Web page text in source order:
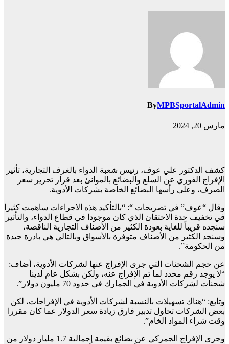
ByMPBSportalAdmin
مارس 20, 2024
كشف الدكتور علي عوف، رئيس شعبة الدواء بالغرف التجارية، تأثير
الإفراج الفوري عن السلع والبضائع بالموانئ بعد قرار تحرير سعر
الصرف، وعلى رأسها البضائع الخاصة بشركات الأدوية.
وقال “عوف” في تصريحات “: “بالتأكيد هذه الاجراءات ساهمت كثيرا
في تخفيف حدة الاحتقان الذي كان موجودا في قطاع الدواء، والتأثير
سنجده قريباً للغاية بعودة الكثير من الأصناف التجارية الناقصة،
وسنجد الكثير من الأصناف متوفرة بالأسواق وبالتالي هي بادرة جيدة
من الحكومة”.
عن حجم الشحنات التي جرى الإفراج عنها لشركات الأدوية، أضاف:
“لا يوجد رقم محدد لما تم الإفراج عنه، ولكن بشكل عام لدينا
شحنات لشركات الأدوية في الجمارك في حدود 70 مليون دولار”.
وتابع: “هناك تسهيلات بالنسبة لشركات الأدوية في الإفراجات، لكن
بعض الشركات تحاول تدبير فارق زيادة سعر الدولار عما كان مقررا
وقت شراء المواد الخام”.
وجرى الإفراج الجمركي عن بضائع بقيمة إجمالية 1.7 مليار دولار من